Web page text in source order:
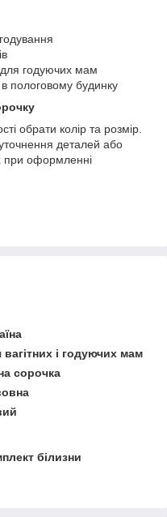
для годуючих мам
пологовому будинку
обрати колір та розмір.
деталей або
при оформленні
вагітних і годуючих мам
сорочка
білизни